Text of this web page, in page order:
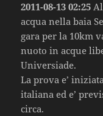
2011-08-13 02:25
acqua nella baia
gara per la 10km
nuoto in acque
Universiade.
La prova e’
italiana ed e’
circa.